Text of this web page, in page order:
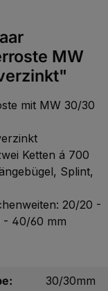
MW
mit MW 30/30
Ketten á 700
Splint,
20/20 -
40/60 mm
30/30mm